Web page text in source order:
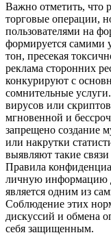
Важно отметить, что
торговые операции,
пользователями на
формируется самими
тон, пресекая
реклама сторонних
конкурируют с
сомнительные
вирусов или
мгновенной и
запрещено создание
или накрутки
выявляют такие
Правила
личную информацию
является одним из
Соблюдение этих
дискуссий и обмена
себя защищенным.